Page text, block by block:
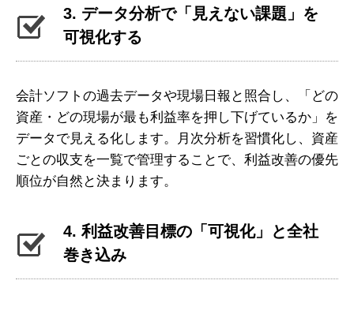
3. データ分析で「見えない課題」を
可視化する
会計ソフトの過去データや現場日報と照合し、「どの
資産・どの現場が最も利益率を押し下げているか」を
データで見える化します。月次分析を習慣化し、資産
ごとの収支を一覧で管理することで、利益改善の優先
順位が自然と決まります。
4. 利益改善目標の「可視化」と全社
巻き込み